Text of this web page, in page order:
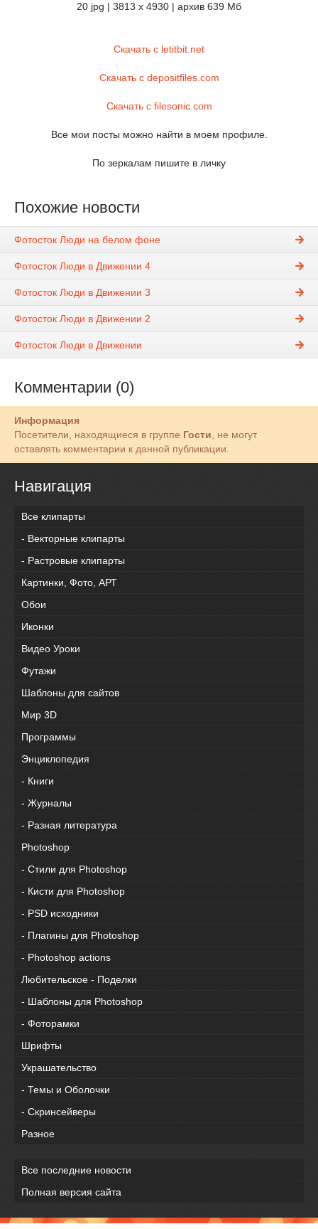
20 jpg | 3813 x 4930 | архив 639 Мб
Скачать с letitbit.net
Скачать с depositfiles.com
Скачать с filesonic.com
Все мои посты можно найти в моем профиле.
По зеркалам пишите в личку
Похожие новости
Фотосток Люди на белом фоне
Фотосток Люди в Движении 4
Фотосток Люди в Движении 3
Фотосток Люди в Движении 2
Фотосток Люди в Движении
Комментарии (0)
Информация
Посетители, находящиеся в группе Гости, не могут
оставлять комментарии к данной публикации.
Навигация
Все клипарты
- Векторные клипарты
- Растровые клипарты
Картинки, Фото, АРТ
Обои
Иконки
Видео Уроки
Футажи
Шаблоны для сайтов
Мир 3D
Программы
Энциклопедия
- Книги
- Журналы
- Разная литература
Photoshop
- Стили для Photoshop
- Кисти для Photoshop
- PSD исходники
- Плагины для Photoshop
- Photoshop actions
Любительское - Поделки
- Шаблоны для Photoshop
- Фоторамки
Шрифты
Украшательство
- Темы и Оболочки
- Скринсейверы
Разное
Все последние новости
Полная версия сайта